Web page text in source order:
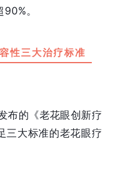
。
性三大治疗标准
布的《老花眼创新疗
三大标准的老花眼疗